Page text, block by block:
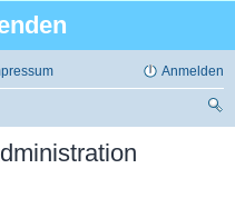
Anmelden